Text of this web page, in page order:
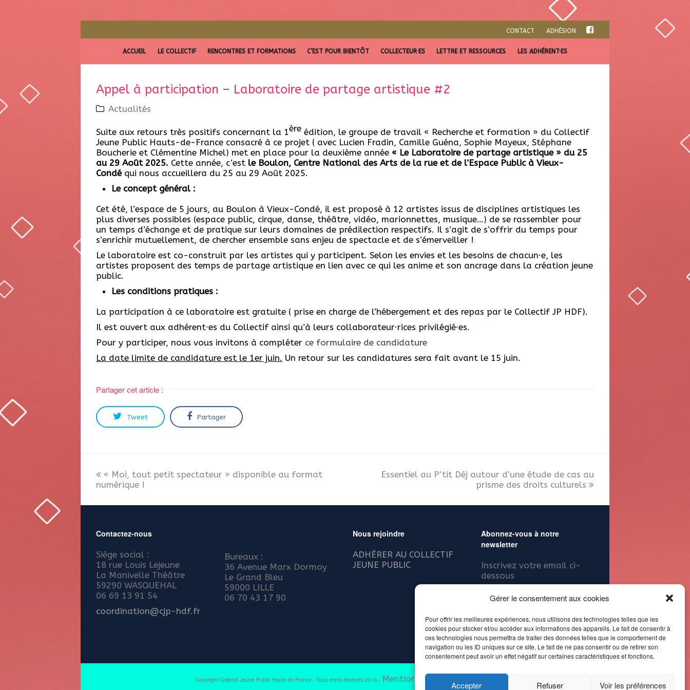
Gérer le consentement aux cookies
Pour offrir les meilleures expériences, nous utilisons des technologies telles que les
cookies pour stocker et/ou accéder aux informations des appareils. Le fait de consentir à
ces technologies nous permettra de traiter des données telles que le comportement de
navigation ou les ID uniques sur ce site. Le fait de ne pas consentir ou de retirer son
consentement peut avoir un effet négatif sur certaines caractéristiques et fonctions.
Accepter Refuser Voir les préférences
CONTACT ADHÉSION
ACCUEIL LE COLLECTIF RENCONTRES ET FORMATIONS C’EST POUR BIENTÔT COLLECTEUR·ES LETTRE ET RESSOURCES LES ADHÉRENT·ES
Appel à participation – Laboratoire de partage artistique #2
Actualités
Suite aux retours très positifs concernant la 1ère édition, le groupe de travail « Recherche et formation » du Collectif
Jeune Public Hauts-de-France consacré à ce projet ( avec Lucien Fradin, Camille Guéna, Sophie Mayeux, Stéphane
Boucherie et Clémentine Michel) met en place pour la deuxième année « Le Laboratoire de partage artistique » du 25
au 29 Août 2025. Cette année, c’est le Boulon, Centre National des Arts de la rue et de l’Espace Public à Vieux-
Condéqui nous accueillera du 25 au 29 Août 2025.
Le concept général :
Cet été, l’espace de 5 jours, au Boulon à Vieux-Condé, il est proposé à 12 artistes issus de disciplines artistiques les
plus diverses possibles (espace public, cirque, danse, théâtre, vidéo, marionnettes, musique…) de se rassembler pour
un temps d’échange et de pratique sur leurs domaines de prédilection respectifs. Il s’agit de s’offrir du temps pour
s’enrichir mutuellement, de chercher ensemble sans enjeu de spectacle et de s’émerveiller !
Le laboratoire est co-construit par les artistes qui y participent. Selon les envies et les besoins de chacun·e, les
artistes proposent des temps de partage artistique en lien avec ce qui les anime et son ancrage dans la création jeune
public.
Les conditions pratiques :
La participation à ce laboratoire est gratuite ( prise en charge de l’hébergement et des repas par le Collectif JP HDF).
Il est ouvert aux adhérent·es du Collectif ainsi qu’à leurs collaborateur·rices privilégié·es.
Pour y participer, nous vous invitons à compléter ce formulaire de candidature
La date limite de candidature est le 1er juin. Un retour sur les candidatures sera fait avant le 15 juin.
Partager cet article :
Tweet Partager
« Moi, tout petit spectateur » disponible au format
numérique !
Essentiel au P’tit Déj autour d’une étude de cas au
prisme des droits culturels
Contactez-nous
Siège social :
18 rue Louis Lejeune
La Manivelle Théâtre
59290 WASQUEHAL
06 69 13 91 54
coordination@cjp-hdf.fr
Bureaux :
36 Avenue Marx Dormoy
Le Grand Bleu
59000 LILLE
06 70 43 17 90
Nous rejoindre
ADHÉRER AU COLLECTIF
JEUNE PUBLIC
Abonnez-vous à notre
newsletter
Inscrivez votre email ci-
dessous
Alternative:
Copyright Collectif Jeune Public Hauts de France - Tous droits réservés 2016 / Mentions légales et crédits